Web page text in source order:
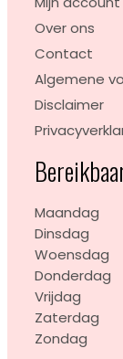
Over ons
Contact
Algemene
Disclaimer
Maandag
Dinsdag
Woensdag
Donderdag
Vrijdag
Zaterdag
Zondag